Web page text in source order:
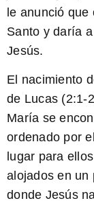
le anunció que
Santo y daría
Jesús.
El nacimiento
de Lucas (2:1-
María se
ordenado por
lugar para
alojados en un
donde Jesús